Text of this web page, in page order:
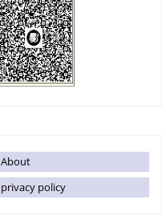
About
privacy policy